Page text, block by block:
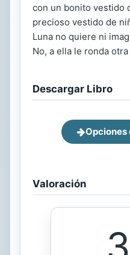
con un bonito vestido
precioso vestido de
Luna no quiere ni
No, a ella le ronda
Descargar Libro
Opciones
Valoración